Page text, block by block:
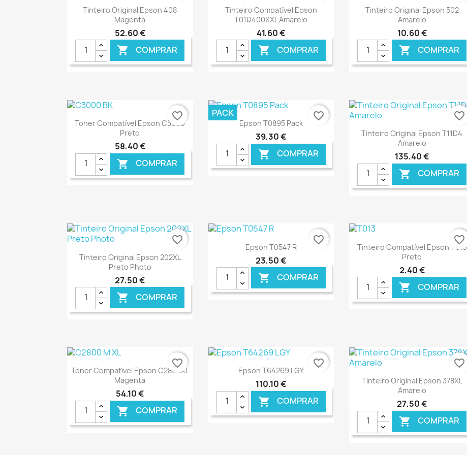
Ver+
Tinteiro Original Epson 408
Magenta
52,60 €
 COMPRAR
Ver+
Tinteiro Compatível Epson
T01D400XXL Amarelo
41,60 €
 COMPRAR
Ver+
Tinteiro Original Epson 502
Amarelo
10,60 €
 COMPRAR
Ver+
Toner Compatível Epson C3000
Preto
58,40 €
 COMPRAR
favorite_border Ver+
Epson T0895 Pack
39,30 €
 COMPRAR
PACK
favorite_border
Ver+
Tinteiro Original Epson T11D4
Amarelo
135,40 €
 COMPRAR
favorite_border
Ver+
Tinteiro Original Epson 202XL
Preto Photo
27,50 €
 COMPRAR
favorite_border Ver+
Epson T0547 R
23,50 €
 COMPRAR
favorite_border Ver+
Tinteiro Compatível Epson T013
Preto
2,40 €
 COMPRAR
favorite_border
Ver+
Toner Compatível Epson C2800XL
Magenta
54,10 €
 COMPRAR
favorite_border Ver+
Epson T64269 LGY
110,10 €
 COMPRAR
favorite_border
Ver+
Tinteiro Original Epson 378XL
Amarelo
27,50 €
 COMPRAR
favorite_border